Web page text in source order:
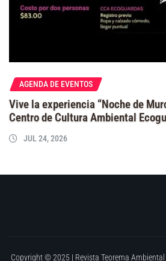
AGENDA DE EVENTOS
Vive la experiencia “Noche de
Centro de Cultura Ambiental
JUL 24, 2026
Copyright © 2025 | Revista Teorema Ambiental